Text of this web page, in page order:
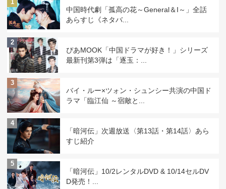
1
中国時代劇「孤高の花～General＆I～」全話
あらすじ《ネタバ...
2
ぴあMOOK「中国ドラマが好き！」シリーズ
最新刊第3弾は「逐玉：...
3
バイ・ルー×ツォン・シュンシー共演の中国ド
ラマ「臨江仙 ～宿敵と...
4
「暗河伝」次週放送〈第13話・第14話〉あら
すじ紹介
5
「暗河伝」10/2レンタルDVD & 10/14セルDV
D発売！...